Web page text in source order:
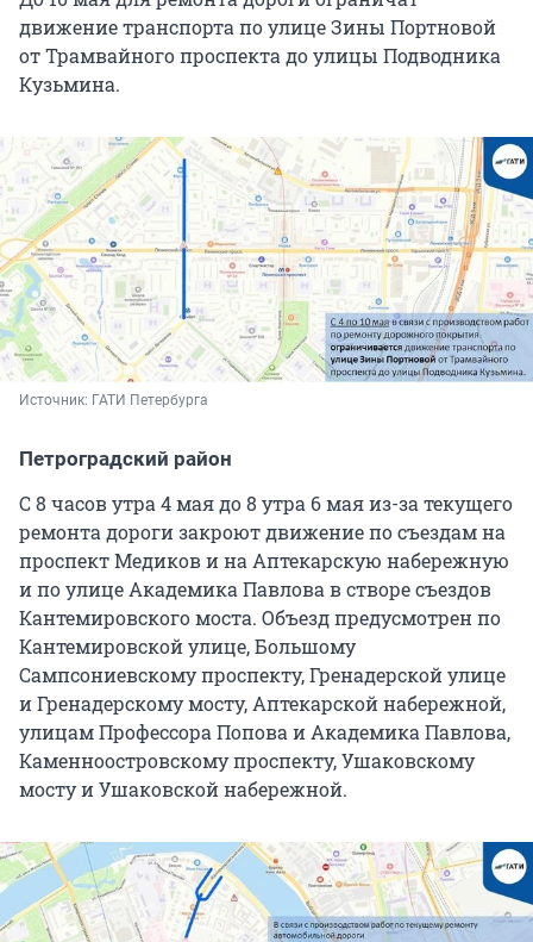
движение транспорта по улице Зины Портновой
от Трамвайного проспекта до улицы Подводника
Кузьмина.
Источник: ГАТИ Петербурга
Петроградский район
С 8 часов утра 4 мая до 8 утра 6 мая из-за текущего
ремонта дороги закроют движение по съездам на
проспект Медиков и на Аптекарскую набережную
и по улице Академика Павлова в створе съездов
Кантемировского моста. Объезд предусмотрен по
Кантемировской улице, Большому
Сампсониевскому проспекту, Гренадерской улице
и Гренадерскому мосту, Аптекарской набережной,
улицам Профессора Попова и Академика Павлова,
Каменноостровскому проспекту, Ушаковскому
мосту и Ушаковской набережной.